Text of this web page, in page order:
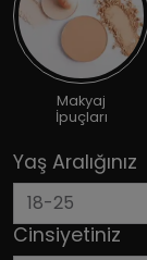
Makyaj
İpuçları
Yaş Aralığınız
Cinsiyetiniz